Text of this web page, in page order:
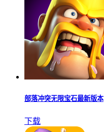
部落冲突无限宝石最新版本
下载